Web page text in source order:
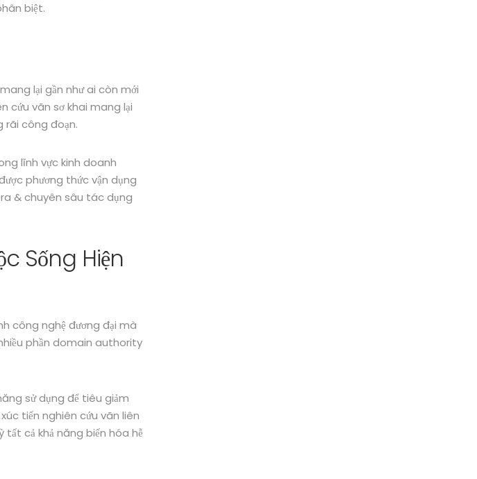
biệt.
lại gần như ai còn mới
cứu vãn sơ khai mang lại
công đoạn.
lĩnh vực kinh doanh
phương thức vận dụng
& chuyên sâu tác dụng
Sống Hiện
công nghệ đương đại mà
phần domain authority
sử dụng để tiêu giảm
tiến nghiên cứu vãn liên
cả khả năng biến hóa hễ